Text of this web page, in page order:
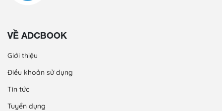
VỀ ADCBOOK
Giới thiệu
Điều khoản sử dụng
Tin tức
Tuyển dụng